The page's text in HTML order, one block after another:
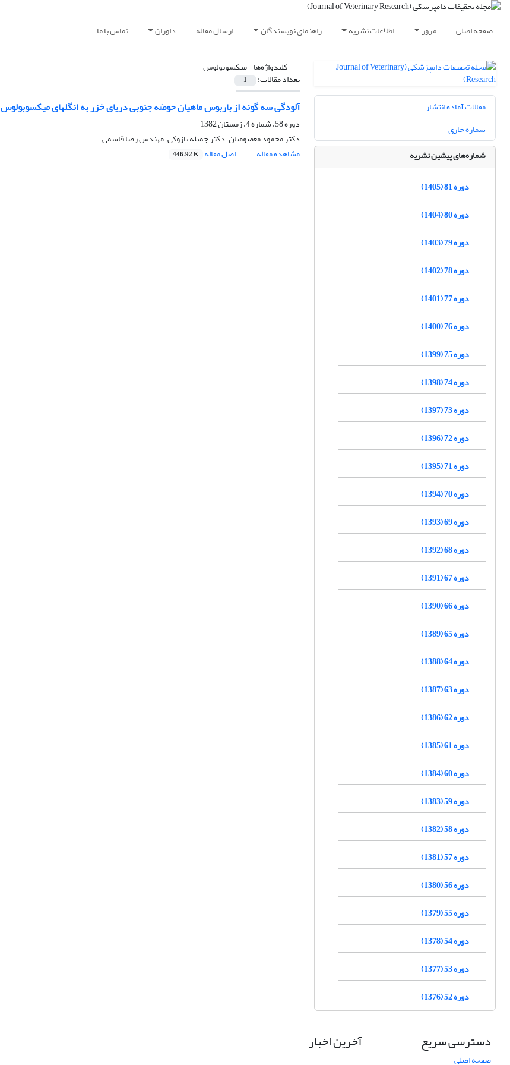
صفحه اصلی مرور اطلاعات نشریه راهنمای نویسندگان ارسال مقاله داوران تماس با ما
کلیدواژه‌ها =میکسوبولوس
تعداد مقالات: 1
آلودگی سه گونه از باربوس ماهیان حوضه جنوبی دریای خزر به انگلهای میکسوبولوس
دوره 58، شماره 4، زمستان 1382
دکتر محمود معصومیان، دکتر جمیله پازوکی، مهندس رضا قاسمی
مشاهده مقاله
اصل مقاله 446.92 K
مقالات آماده انتشار
شماره جاری
شماره‌های پیشین نشریه
دوره 81 (1405)
دوره 80 (1404)
دوره 79 (1403)
دوره 78 (1402)
دوره 77 (1401)
دوره 76 (1400)
دوره 75 (1399)
دوره 74 (1398)
دوره 73 (1397)
دوره 72 (1396)
دوره 71 (1395)
دوره 70 (1394)
دوره 69 (1393)
دوره 68 (1392)
دوره 67 (1391)
دوره 66 (1390)
دوره 65 (1389)
دوره 64 (1388)
دوره 63 (1387)
دوره 62 (1386)
دوره 61 (1385)
دوره 60 (1384)
دوره 59 (1383)
دوره 58 (1382)
دوره 57 (1381)
دوره 56 (1380)
دوره 55 (1379)
دوره 54 (1378)
دوره 53 (1377)
دوره 52 (1376)
دسترسی سریع
صفحه اصلی
آخرین اخبار